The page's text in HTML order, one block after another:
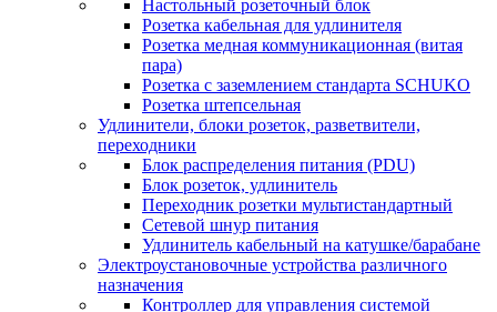
Настольный розеточный блок
Розетка кабельная для удлинителя
Розетка медная коммуникационная (витая
пара)
Розетка с заземлением стандарта SCHUKO
Розетка штепсельная
Удлинители, блоки розеток, разветвители,
переходники
Блок распределения питания (PDU)
Блок розеток, удлинитель
Переходник розетки мультистандартный
Сетевой шнур питания
Удлинитель кабельный на катушке/барабане
Электроустановочные устройства различного
назначения
Контроллер для управления системой